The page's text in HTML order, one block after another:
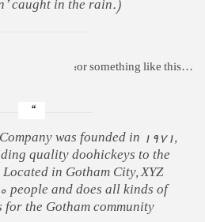
caught in the rain.)
…or something like this:
was founded in 1971,
quality doohickeys to the
in Gotham City, XYZ
people and does all kinds of
for the Gotham community.